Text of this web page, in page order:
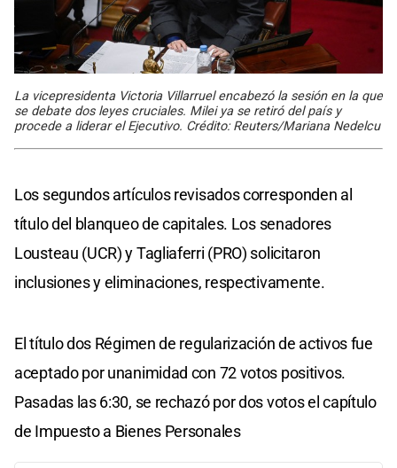
La vicepresidenta Victoria Villarruel encabezó la sesión en la que
se debate dos leyes cruciales. Milei ya se retiró del país y
procede a liderar el Ejecutivo. Crédito: Reuters/Mariana Nedelcu
Los segundos artículos revisados corresponden al
título del blanqueo de capitales. Los senadores
Lousteau (UCR) y Tagliaferri (PRO) solicitaron
inclusiones y eliminaciones, respectivamente.
El título dos Régimen de regularización de activos fue
aceptado por unanimidad con 72 votos positivos.
Pasadas las 6:30, se rechazó por dos votos el capítulo
de Impuesto a Bienes Personales